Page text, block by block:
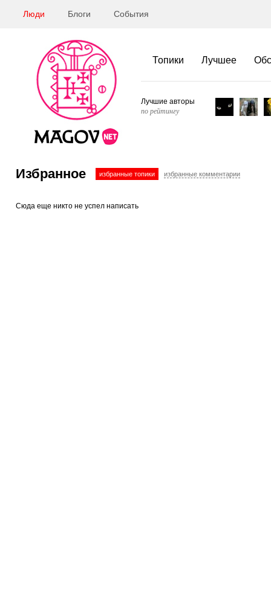
Люди Блоги События
Топики Лучшее
Лучшие авторы
по рейтингу
Избранное избранные топики избранные комментарии
Сюда еще никто не успел написать